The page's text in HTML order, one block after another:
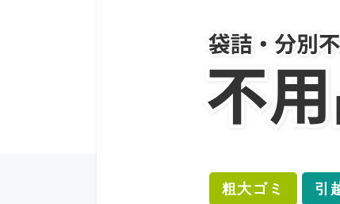
粗大ゴミ 引